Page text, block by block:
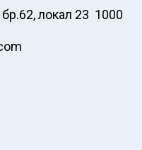
локал 23 1000